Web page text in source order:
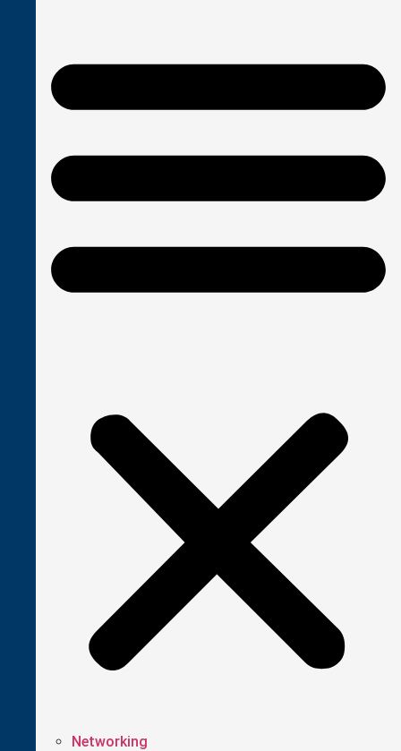
Networking